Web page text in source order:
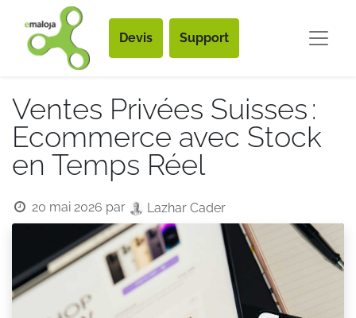
Devis Support
Ventes Privées Suisses :
Ecommerce avec Stock
en Temps Réel
20 mai 2026 par Lazhar Cader